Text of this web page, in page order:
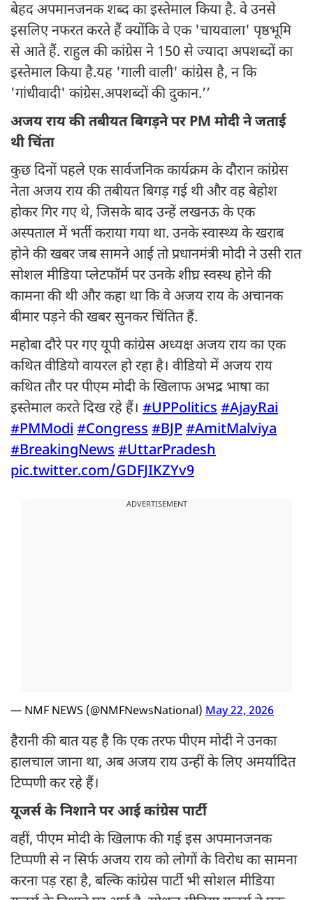
बेहद अपमानजनक शब्द का इस्तेमाल किया है. वे उनसे
इसलिए नफरत करते हैं क्योंकि वे एक 'चायवाला' पृष्ठभूमि
से आते हैं. राहुल की कांग्रेस ने 150 से ज्यादा अपशब्दों का
इस्तेमाल किया है.यह 'गाली वाली' कांग्रेस है, न कि
'गांधीवादी' कांग्रेस.अपशब्दों की दुकान.’’
अजय राय की तबीयत बिगड़ने पर PM मोदी ने जताई
थी चिंता
कुछ दिनों पहले एक सार्वजनिक कार्यक्रम के दौरान कांग्रेस
नेता अजय राय की तबीयत बिगड़ गई थी और वह बेहोश
होकर गिर गए थे, जिसके बाद उन्हें लखनऊ के एक
अस्पताल में भर्ती कराया गया था. उनके स्वास्थ्य के खराब
होने की खबर जब सामने आई तो प्रधानमंत्री मोदी ने उसी रात
सोशल मीडिया प्लेटफॉर्म पर उनके शीघ्र स्वस्थ होने की
कामना की थी और कहा था कि वे अजय राय के अचानक
बीमार पड़ने की खबर सुनकर चिंतित हैं.
महोबा दौरे पर गए यूपी कांग्रेस अध्यक्ष अजय राय का एक
कथित वीडियो वायरल हो रहा है। वीडियो में अजय राय
कथित तौर पर पीएम मोदी के खिलाफ अभद्र भाषा का
इस्तेमाल करते दिख रहे हैं। #UPPolitics#AjayRai
#PMModi#Congress#BJP#AmitMalviya
#BreakingNews#UttarPradesh
pic.twitter.com/GDFJIKZYv9
ADVERTISEMENT
— NMF NEWS (@NMFNewsNational) May 22, 2026
हैरानी की बात यह है कि एक तरफ पीएम मोदी ने उनका
हालचाल जाना था, अब अजय राय उन्हीं के लिए अमर्यादित
टिप्पणी कर रहे हैं।
यूजर्स के निशाने पर आई कांग्रेस पार्टी
वहीं, पीएम मोदी के खिलाफ की गई इस अपमानजनक
टिप्पणी से न सिर्फ अजय राय को लोगों के विरोध का सामना
करना पड़ रहा है, बल्कि कांग्रेस पार्टी भी सोशल मीडिया